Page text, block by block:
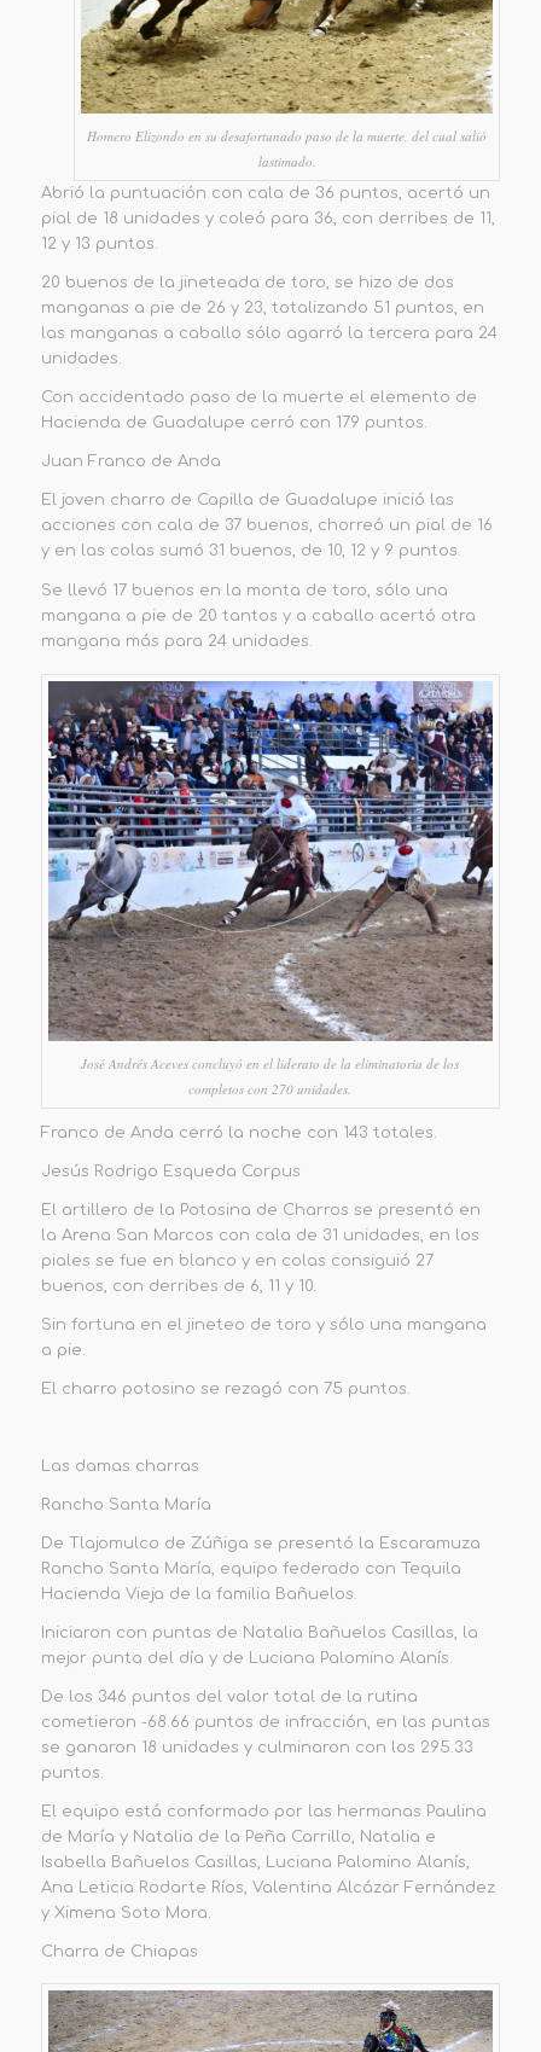
Homero Elizondo en su desafortunado paso de la muerte, del cual salió
lastimado.
Abrió la puntuación con cala de 36 puntos, acertó un
pial de 18 unidades y coleó para 36, con derribes de 11,
12 y 13 puntos.
20 buenos de la jineteada de toro, se hizo de dos
manganas a pie de 26 y 23, totalizando 51 puntos, en
las manganas a caballo sólo agarró la tercera para 24
unidades.
Con accidentado paso de la muerte el elemento de
Hacienda de Guadalupe cerró con 179 puntos.
Juan Franco de Anda
El joven charro de Capilla de Guadalupe inició las
acciones con cala de 37 buenos, chorreó un pial de 16
y en las colas sumó 31 buenos, de 10, 12 y 9 puntos.
Se llevó 17 buenos en la monta de toro, sólo una
mangana a pie de 20 tantos y a caballo acertó otra
mangana más para 24 unidades.
José Andrés Aceves concluyó en el liderato de la eliminatoria de los
completos con 270 unidades.
Franco de Anda cerró la noche con 143 totales.
Jesús Rodrigo Esqueda Corpus
El artillero de la Potosina de Charros se presentó en
la Arena San Marcos con cala de 31 unidades, en los
piales se fue en blanco y en colas consiguió 27
buenos, con derribes de 6, 11 y 10.
Sin fortuna en el jineteo de toro y sólo una mangana
a pie.
El charro potosino se rezagó con 75 puntos.
Las damas charras
Rancho Santa María
De Tlajomulco de Zúñiga se presentó la Escaramuza
Rancho Santa María, equipo federado con Tequila
Hacienda Vieja de la familia Bañuelos.
Iniciaron con puntas de Natalia Bañuelos Casillas, la
mejor punta del día y de Luciana Palomino Alanís.
De los 346 puntos del valor total de la rutina
cometieron -68.66 puntos de infracción, en las puntas
se ganaron 18 unidades y culminaron con los 295.33
puntos.
El equipo está conformado por las hermanas Paulina
de María y Natalia de la Peña Carrillo, Natalia e
Isabella Bañuelos Casillas, Luciana Palomino Alanís,
Ana Leticia Rodarte Ríos, Valentina Alcázar Fernández
y Ximena Soto Mora.
Charra de Chiapas